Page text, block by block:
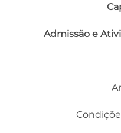
Admissão e